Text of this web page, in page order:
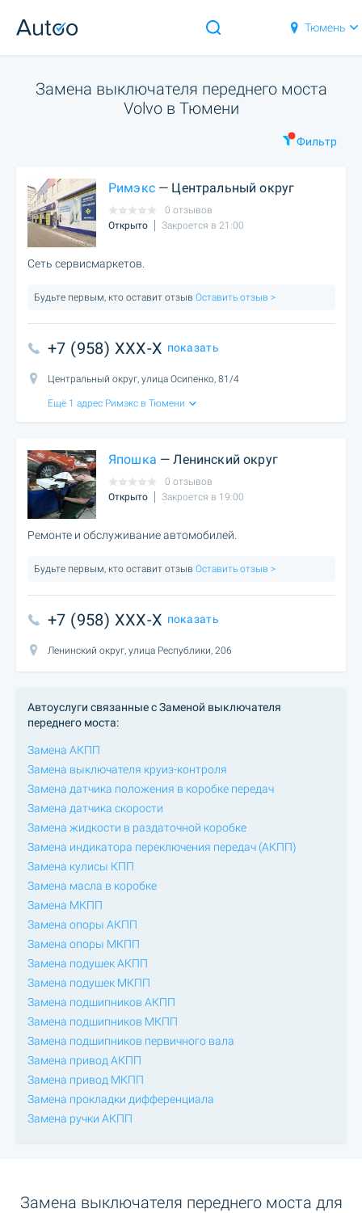
Тюмень
Замена выключателя переднего моста
Volvo в Тюмени
Фильтр
Римэкс— Центральный округ
0 отзывов
Открыто
Закроется в 21:00
Сеть сервисмаркетов.
Будьте первым, кто оставит отзыв Оставить отзыв >
+7 (958) XXX-X показать
Центральный округ, улица Осипенко, 81/4
Ещё 1 адрес Римэкс в Тюмени
Япошка — Ленинский округ
0 отзывов
Открыто
Закроется в 19:00
Ремонте и обслуживание автомобилей.
Будьте первым, кто оставит отзыв Оставить отзыв >
+7 (958) XXX-X показать
Ленинский округ, улица Республики, 206
Автоуслуги связанные с Заменой выключателя
переднего моста:
Замена АКПП
Замена выключателя круиз-контроля
Замена датчика положения в коробке передач
Замена датчика скорости
Замена жидкости в раздаточной коробке
Замена индикатора переключения передач (АКПП)
Замена кулисы КПП
Замена масла в коробке
Замена МКПП
Замена опоры АКПП
Замена опоры МКПП
Замена подушек АКПП
Замена подушек МКПП
Замена подшипников АКПП
Замена подшипников МКПП
Замена подшипников первичного вала
Замена привод АКПП
Замена привод МКПП
Замена прокладки дифференциала
Замена ручки АКПП
Замена выключателя переднего моста для